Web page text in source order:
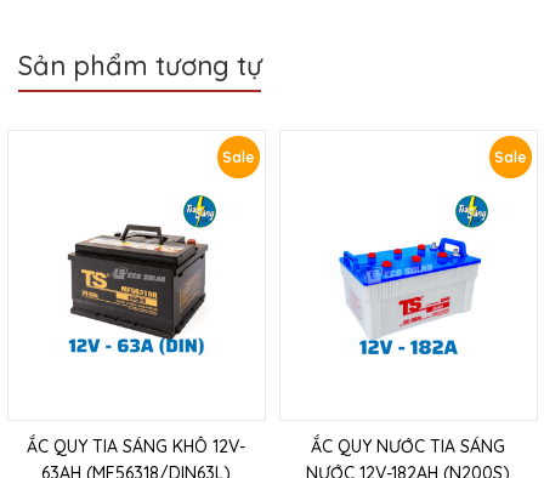
Sản phẩm tương tự
Sale
ẮC QUY TIA SÁNG KHÔ 12V-
63AH (MF56318/DIN63L)
Sale
ẮC QUY NƯỚC TIA SÁNG
NƯỚC 12V-182AH (N200S)